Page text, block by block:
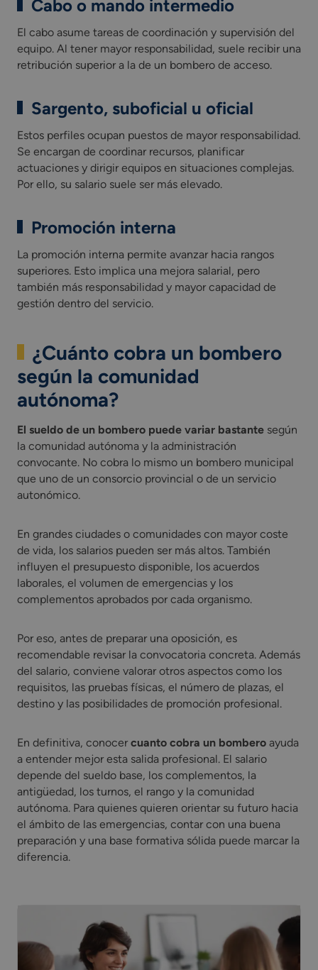
Cabo o mando intermedio
El cabo asume tareas de coordinación y supervisión del
equipo. Al tener mayor responsabilidad, suele recibir una
retribución superior a la de un bombero de acceso.
Sargento, suboficial u oficial
Estos perfiles ocupan puestos de mayor responsabilidad.
Se encargan de coordinar recursos, planificar
actuaciones y dirigir equipos en situaciones complejas.
Por ello, su salario suele ser más elevado.
Promoción interna
La promoción interna permite avanzar hacia rangos
superiores. Esto implica una mejora salarial, pero
también más responsabilidad y mayor capacidad de
gestión dentro del servicio.
¿Cuánto cobra un bombero
según la comunidad
autónoma?
El sueldo de un bombero puede variar bastante según
la comunidad autónoma y la administración
convocante. No cobra lo mismo un bombero municipal
que uno de un consorcio provincial o de un servicio
autonómico.
En grandes ciudades o comunidades con mayor coste
de vida, los salarios pueden ser más altos. También
influyen el presupuesto disponible, los acuerdos
laborales, el volumen de emergencias y los
complementos aprobados por cada organismo.
Por eso, antes de preparar una oposición, es
recomendable revisar la convocatoria concreta. Además
del salario, conviene valorar otros aspectos como los
requisitos, las pruebas físicas, el número de plazas, el
destino y las posibilidades de promoción profesional.
En definitiva, conocer cuanto cobra un bombero ayuda
a entender mejor esta salida profesional. El salario
depende del sueldo base, los complementos, la
antigüedad, los turnos, el rango y la comunidad
autónoma. Para quienes quieren orientar su futuro hacia
el ámbito de las emergencias, contar con una buena
preparación y una base formativa sólida puede marcar la
diferencia.